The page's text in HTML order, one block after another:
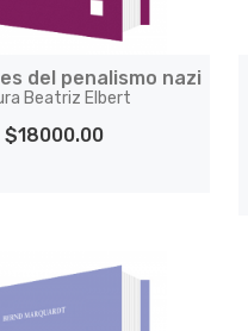
del penalismo nazi
Beatriz Elbert
$18000.00